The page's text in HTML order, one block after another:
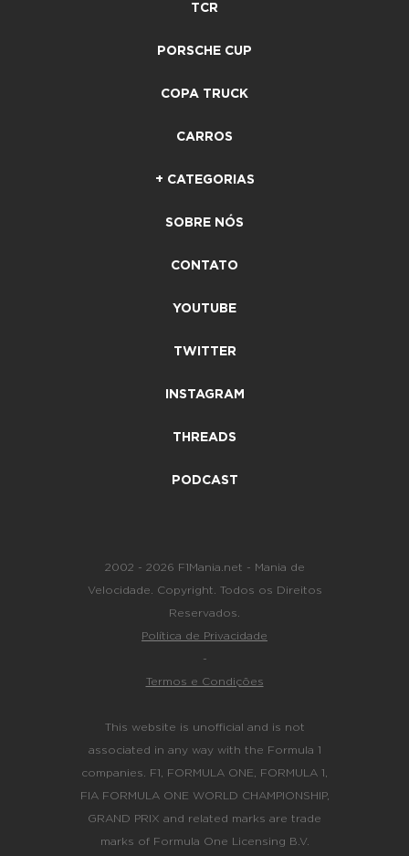
TCR
PORSCHE CUP
COPA TRUCK
CARROS
+ CATEGORIAS
SOBRE NÓS
CONTATO
YOUTUBE
TWITTER
INSTAGRAM
THREADS
PODCAST
2002 - 2026 F1Mania.net - Mania de
Velocidade. Copyright. Todos os Direitos
Reservados.
Política de Privacidade
-
Termos e Condições
This website is unofficial and is not
associated in any way with the Formula 1
companies. F1, FORMULA ONE, FORMULA 1,
FIA FORMULA ONE WORLD CHAMPIONSHIP,
GRAND PRIX and related marks are trade
marks of Formula One Licensing B.V.